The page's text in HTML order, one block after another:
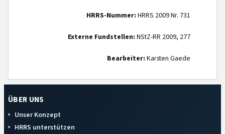
HRRS-Nummer: HRRS 2009 Nr. 731
Externe Fundstellen: NStZ-RR 2009, 277
Bearbeiter: Karsten Gaede
ÜBER UNS
Unser Konzept
HRRS unterstützen